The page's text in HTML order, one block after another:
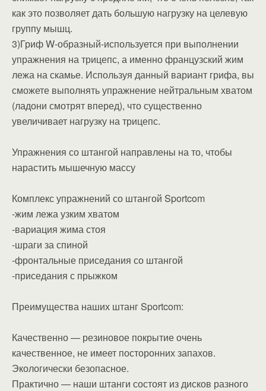
как это позволяет дать большую нагрузку на целевую
группу мышц.
3)Гриф W-образный-используется при выполнении
упражнения на трицепс, а именно французский жим
лежа на скамье. Используя данный вариант грифа, вы
сможете выполнять упражнение нейтральным хватом
(ладони смотрят вперед), что существенно
увеличивает нагрузку на трицепс.
Упражнения со штангой направлены на то, чтобы
нарастить мышечную массу
Комплекс упражнений со штангой Sportcom
-жим лежа узким хватом
-вариация жима стоя
-шраги за спиной
-фронтальные приседания со штангой
-приседания с прыжком
Преимущества наших штанг Sportcom:
Качественно — резиновое покрытие очень
качественное, не имеет посторонних запахов.
Экологически безопасное.
Практично — наши штанги состоят из дисков разного